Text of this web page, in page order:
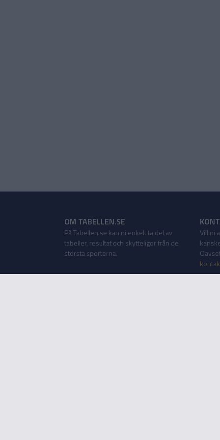
OM TABELLEN.SE
På Tabellen.se kan ni enkelt ta del av
tabeller, resultat och skytteligor från de
största sporterna.
Vill ni